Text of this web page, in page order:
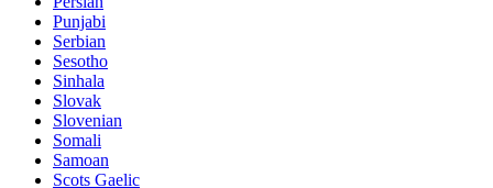
Punjabi
Serbian
Sesotho
Sinhala
Slovak
Slovenian
Somali
Samoan
Scots Gaelic